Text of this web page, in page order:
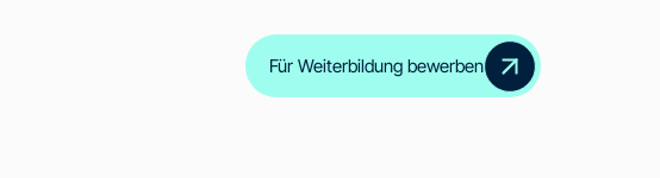
für alle Zwischenmodule
Für Weiterbildung bewerben